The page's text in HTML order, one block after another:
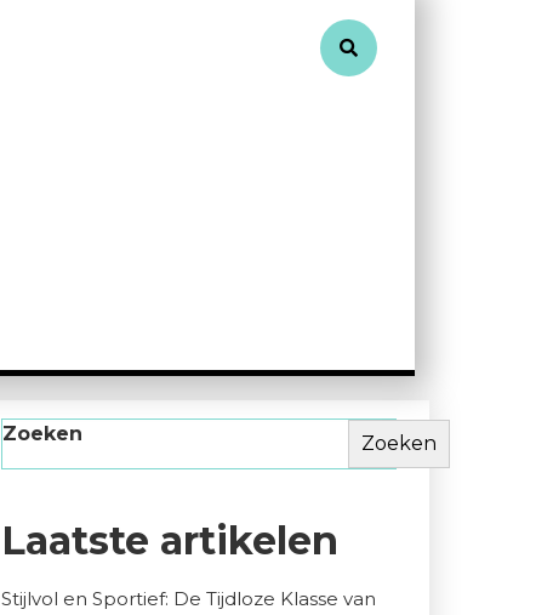
Zoeken Zoeken
Laatste artikelen
Stijlvol en Sportief: De Tijdloze Klasse van